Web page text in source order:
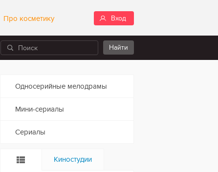
Про косметику Вход
Односерийные мелодрамы
Мини-сериалы
Сериалы
Киностудии